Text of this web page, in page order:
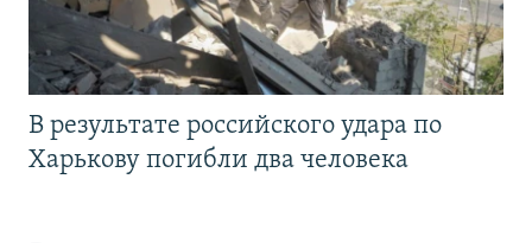
В результате российского удара по
Харькову погибли два человека